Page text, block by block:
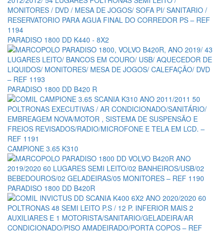
PARADISO 1800 DD K440 - 8X2
PARADISO 1800 DD B420 R
CAMPIONE 3.65 K310
PARADISO 1800 DD B420R